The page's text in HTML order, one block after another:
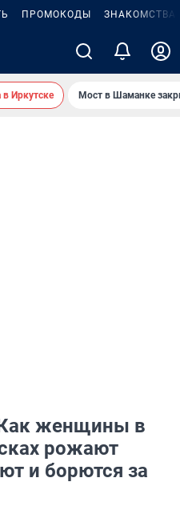
ПРОМОКОДЫ ЗНАКОМСТВА
в Иркутске Мост в Шаманке
женщины в
рожают
и борются за